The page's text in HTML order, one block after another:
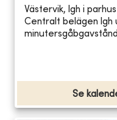
Västervik, lgh i
Centralt belägen lgh
Se